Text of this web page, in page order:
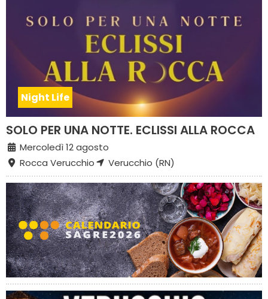
Night Life
SOLO PER UNA NOTTE. ECLISSI ALLA ROCCA
Mercoledì 12 agosto
Rocca Verucchio
Verucchio (RN)